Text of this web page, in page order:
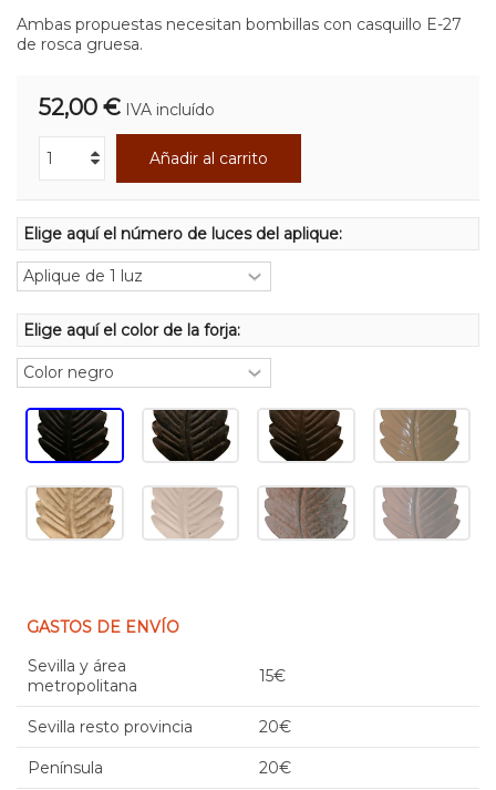
Ambas propuestas necesitan bombillas con casquillo E-27
de rosca gruesa.
52,00 € IVA incluído
Añadir al carrito
Elige aquí el número de luces del aplique:
Elige aquí el color de la forja:
GASTOS DE ENVÍO
Sevilla y área
metropolitana
15€
Sevilla resto provincia 20€
Península 20€